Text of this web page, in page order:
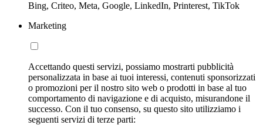
Bing, Criteo, Meta, Google, LinkedIn, Printerest, TikTok
Marketing
Accettando questi servizi, possiamo mostrarti pubblicità
personalizzata in base ai tuoi interessi, contenuti sponsorizzati
o promozioni per il nostro sito web o prodotti in base al tuo
comportamento di navigazione e di acquisto, misurandone il
successo. Con il tuo consenso, su questo sito utilizziamo i
seguenti servizi di terze parti: